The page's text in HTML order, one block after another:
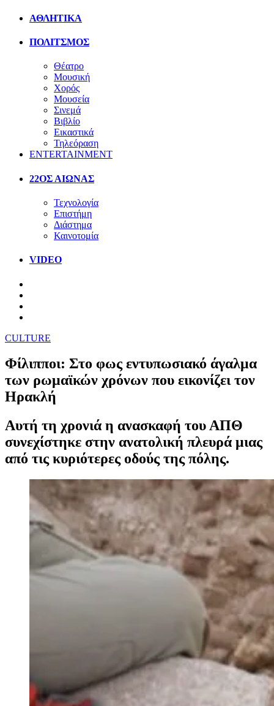
ΑΘΛΗΤΙΚΑ
ΠΟΛΙΤΣΜΟΣ
Θέατρο
Μουσική
Χορός
Μουσεία
Σινεμά
Βιβλίο
Εικαστικά
Τηλεόραση
ENTERTAINMENT
22ΟΣ ΑΙΩΝΑΣ
Τεχνολογία
Επιστήμη
Διάστημα
Καινοτομία
VIDEO
CULTURE
Φίλιπποι: Στο φως εντυπωσιακό άγαλμα
των ρωμαϊκών χρόνων που εικονίζει τον
Ηρακλή
Αυτή τη χρονιά η ανασκαφή του ΑΠΘ
συνεχίστηκε στην ανατολική πλευρά μιας
από τις κυριότερες οδούς της πόλης.